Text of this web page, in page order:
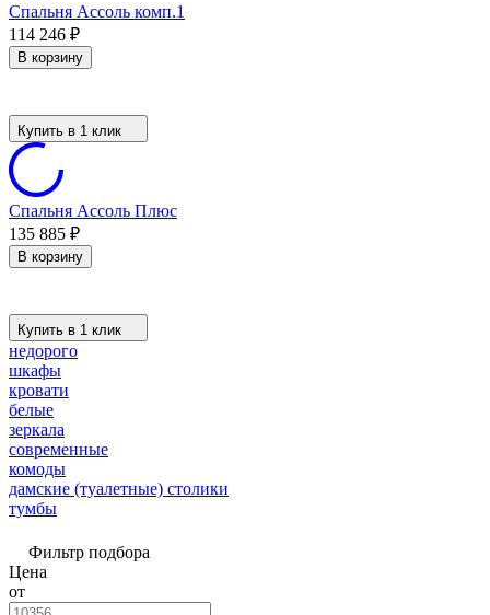
Спальня Ассоль комп.1
114 246 ₽
В корзину
Купить в 1 клик
Спальня Ассоль Плюс
135 885 ₽
В корзину
Купить в 1 клик
недорого
шкафы
кровати
белые
зеркала
современные
комоды
дамские (туалетные) столики
тумбы
Фильтр подбора
Цена
от